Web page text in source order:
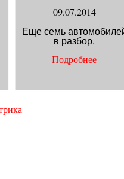
09.07.2014
Еще семь
в разбор.
Подробнее